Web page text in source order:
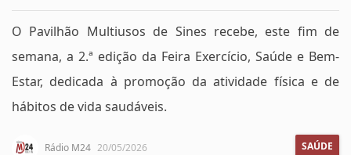
O Pavilhão Multiusos de Sines recebe, este fim de
semana, a 2.ª edição da Feira Exercício, Saúde e Bem-
Estar, dedicada à promoção da atividade física e de
hábitos de vida saudáveis.
Rádio M24 20/05/2026 SAÚDE